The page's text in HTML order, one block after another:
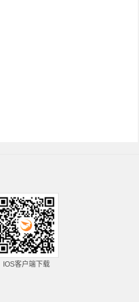
IOS客户端下载